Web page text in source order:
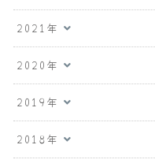
2021年
2020年
2019年
2018年